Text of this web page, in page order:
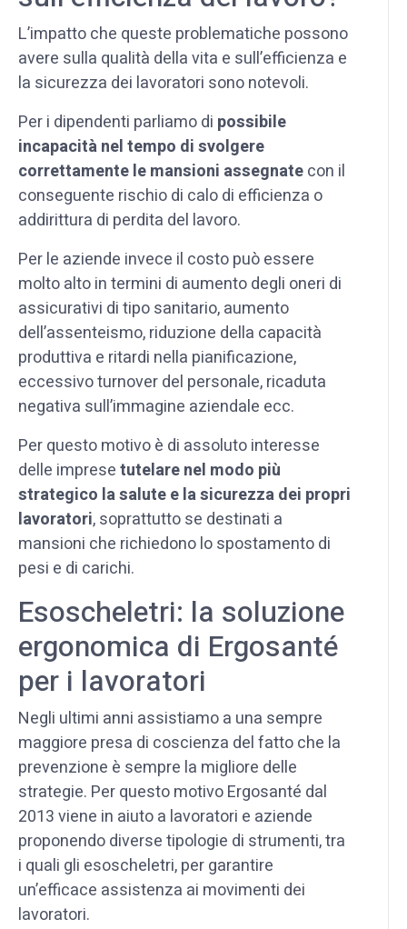
L’impatto che queste problematiche possono
avere sulla qualità della vita e sull’efficienza e
la sicurezza dei lavoratori sono notevoli.
Per i dipendenti parliamo di possibile
incapacità nel tempo di svolgere
correttamente le mansioni assegnatecon il
conseguente rischio di calo di efficienza o
addirittura di perdita del lavoro.
Per le aziende invece il costo può essere
molto alto in termini di aumento degli oneri di
assicurativi di tipo sanitario, aumento
dell’assenteismo, riduzione della capacità
produttiva e ritardi nella pianificazione,
eccessivo turnover del personale, ricaduta
negativa sull’immagine aziendale ecc.
Per questo motivo è di assoluto interesse
delle impresetutelare nel modo più
strategico la salute e la sicurezza dei propri
lavoratori, soprattutto se destinati a
mansioni che richiedono lo spostamento di
pesi e di carichi.
Esoscheletri: la soluzione
ergonomica di Ergosanté
per i lavoratori
Negli ultimi anni assistiamo a una sempre
maggiore presa di coscienza del fatto che la
prevenzione è sempre la migliore delle
strategie. Per questo motivo Ergosanté dal
2013 viene in aiuto a lavoratori e aziende
proponendo diverse tipologie di strumenti, tra
i quali gli esoscheletri, per garantire
un’efficace assistenza ai movimenti dei
lavoratori.